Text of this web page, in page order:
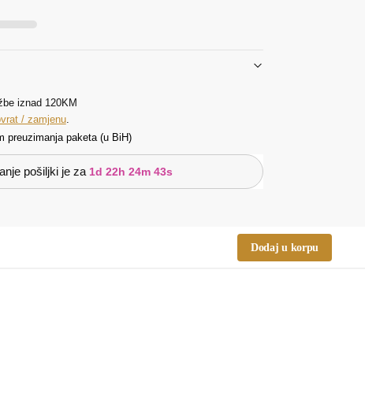
iznad 120KM
/ zamjenu.
preuzimanja paketa (u BiH)
pošiljki je za 1d 22h 24m 43s
Dodaj u korpu